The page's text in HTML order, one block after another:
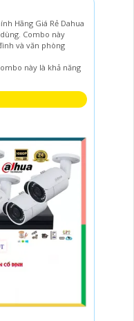
Hãng Giá Rẻ Dahua
Combo này
và văn phòng
này là khả năng